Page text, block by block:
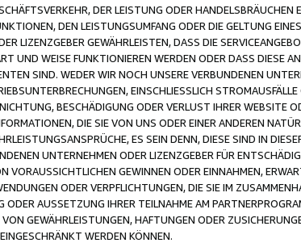
DER LEISTUNG ODER HANDELSBRÄUCHEN
DEN LEISTUNGSUMFANG ODER DIE GELTUNG
LIZENZGEBER GEWÄHRLEISTEN, DASS DIE
UND WEISE FUNKTIONIEREN WERDEN ODER DASS DIESE
SIND. WEDER WIR NOCH UNSERE VERBUNDENEN
EINSCHLIESSLICH
BESCHÄDIGUNG ODER VERLUST IHRER WEBSITE
DIE SIE VON UNS ODER EINER ANDEREN
ES SEIN DENN, DIESE SIND IN
UNTERNEHMEN ODER LIZENZGEBER FÜR
GEWINNEN ODER EINNAHMEN,
ODER VERPFLICHTUNGEN, DIE SIE IM
AUSSETZUNG IHRER TEILNAHME AM
GEWÄHRLEISTUNGEN, HAFTUNGEN ODER
WERDEN KÖNNEN.